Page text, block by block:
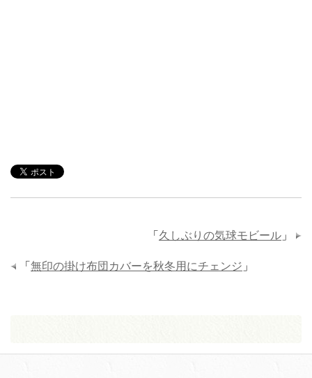
「 久しぶりの気球モビール 」
「 無印の掛け布団カバーを秋冬用にチェンジ 」